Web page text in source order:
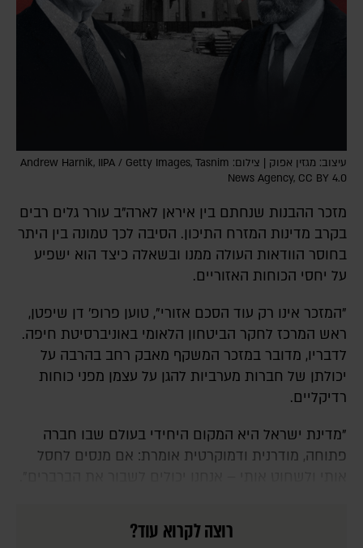
עיצוב: מגזין אפוק | צילום: Andrew Harnik, IIPA / Getty Images, Tasnim
News Agency, CC BY 4.0
מזכר ההבנות שנחתם בין איראן לארה"ב עורר גלים רבים
בקרב מדינות המזרח התיכון. הסיבה לכך טמונה בין היתר
בחוסר הוודאות העולה ממנו ובשאלה כיצד הוא ישפיע
על יחסי הכוחות האזוריים.
"המזכר אינו רק עוד הסכם אזורי", טוען פרופ' דן שיפטן,
ראש המרכז לחקר הביטחון הלאומי באוניברסיטת חיפה.
לדבריו, מדובר במזכר המשקף מאבק רחב בהרבה על
יכולתן של חברות מערביות להגן על עצמן מפני כוחות
רדיקליים.
"מדינת ישראל היא המקום היחידי בעולם שבו חברה
פתוחה, מודרנית ודמוקרטית אומרת: אם מנסים לחסל
רוצה לקרוא עוד?